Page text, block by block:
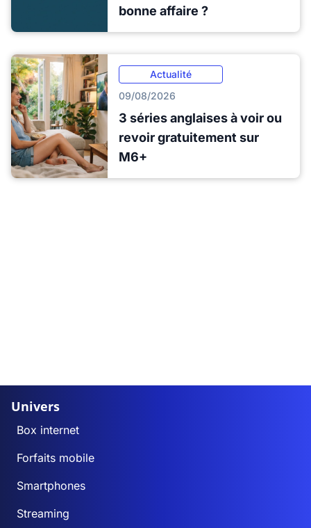
bonne affaire ?
Actualité
09/08/2026
3 séries anglaises à voir ou
revoir gratuitement sur
M6+
Univers
Box internet
Forfaits mobile
Smartphones
Streaming